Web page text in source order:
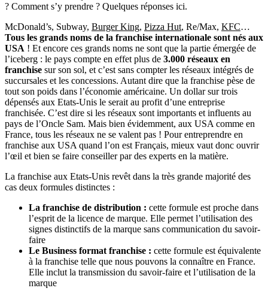
? Comment s’y prendre ? Quelques réponses ici.
McDonald’s, Subway, Burger King, Pizza Hut, Re/Max, KFC…
Tous les grands noms de la franchise internationale sont nés aux
USA ! Et encore ces grands noms ne sont que la partie émergée de
l’iceberg : le pays compte en effet plus de 3.000 réseaux en
franchise sur son sol, et c’est sans compter les réseaux intégrés de
succursales et les concessions. Autant dire que la franchise pèse de
tout son poids dans l’économie américaine. Un dollar sur trois
dépensés aux Etats-Unis le serait au profit d’une entreprise
franchisée. C’est dire si les réseaux sont importants et influents au
pays de l’Oncle Sam. Mais bien évidemment, aux USA comme en
France, tous les réseaux ne se valent pas ! Pour entreprendre en
franchise aux USA quand l’on est Français, mieux vaut donc ouvrir
l’œil et bien se faire conseiller par des experts en la matière.
La franchise aux Etats-Unis revêt dans la très grande majorité des
cas deux formules distinctes :
La franchise de distribution : cette formule est proche dans
l’esprit de la licence de marque. Elle permet l’utilisation des
signes distinctifs de la marque sans communication du savoir-
faire
Le Business format franchise : cette formule est équivalente
à la franchise telle que nous pouvons la connaître en France.
Elle inclut la transmission du savoir-faire et l’utilisation de la
marque